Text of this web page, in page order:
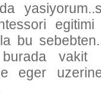
bu
vakit
eger